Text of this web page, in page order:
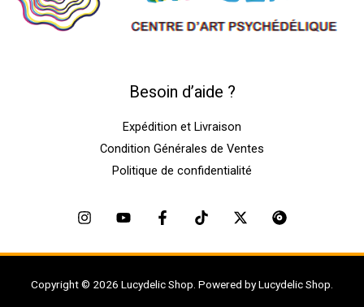
Besoin d’aide ?
Expédition et Livraison
Condition Générales de Ventes
Politique de confidentialité
Copyright © 2026 Lucydelic Shop. Powered by Lucydelic Shop.